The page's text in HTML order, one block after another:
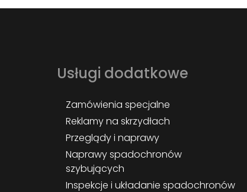
Usługi dodatkowe
Zamówienia specjalne
Reklamy na skrzydłach
Przeglądy i naprawy
Naprawy spadochronów
szybujących
Inspekcje i układanie spadochronów